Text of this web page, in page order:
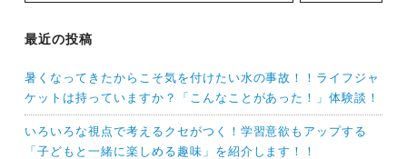
最近の投稿
暑くなってきたからこそ気を付けたい水の事故！！ライフジャ
ケットは持っていますか？「こんなことがあった！」体験談！
いろいろな視点で考えるクセがつく！学習意欲もアップする
「子どもと一緒に楽しめる趣味」を紹介します！！